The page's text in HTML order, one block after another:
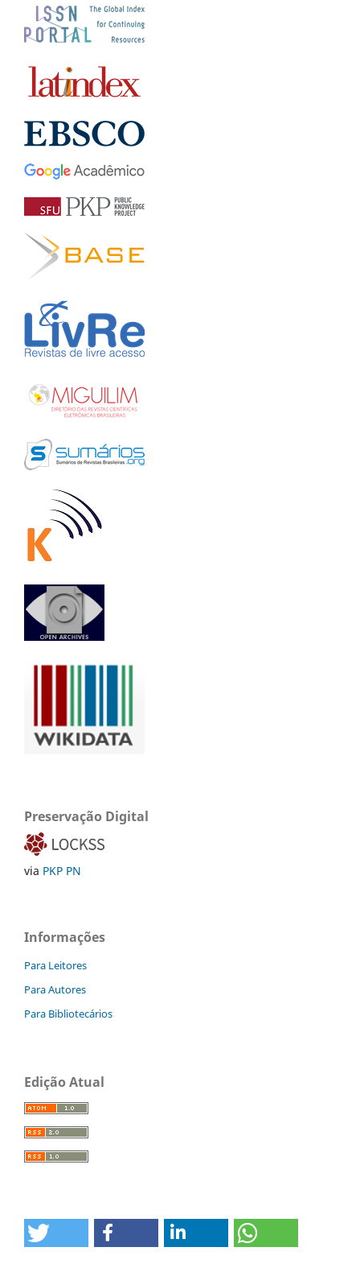
Preservação Digital
via PKP PN
Informações
Para Leitores
Para Autores
Para Bibliotecários
Edição Atual